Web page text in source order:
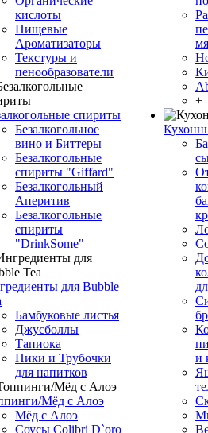
кислоты
Пищевые
Ароматизаторы
Текстуры и
пенообразователи
спириты
Безалкогольное
вино и Биттеры
Безалкогольные
спириты "Giffard"
Безалкогольный
Аперитив
Безалкогольные
спириты
"DrinkSome"
для Bubble
Бамбуковые листья
Джусболлы
Тапиока
Пики и Трубочки
для напитков
Мёд с Алоэ
Мёд с Алоэ
Соусы Colibri D`oro
+
и